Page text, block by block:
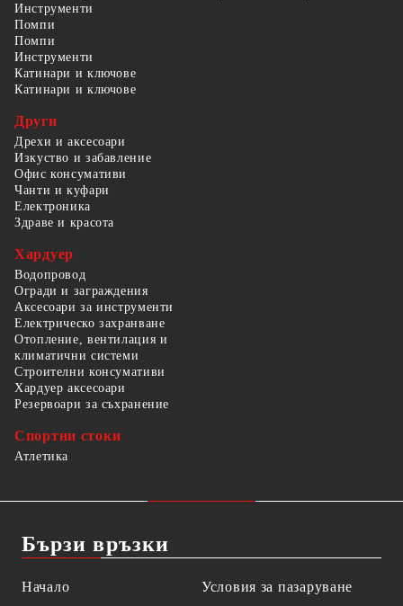
Инструменти
Помпи
Помпи
Инструменти
Катинари и ключове
Катинари и ключове
Други
Дрехи и аксесоари
Изкуство и забавление
Офис консумативи
Чанти и куфари
Електроника
Здраве и красота
Хардуер
Водопровод
Огради и заграждения
Аксесоари за инструменти
Електрическо захранване
Отопление, вентилация и
климатични системи
Строителни консумативи
Хардуер аксесоари
Резервоари за съхранение
Спортни стоки
Атлетика
Бързи връзки
Начало
Условия за пазаруване